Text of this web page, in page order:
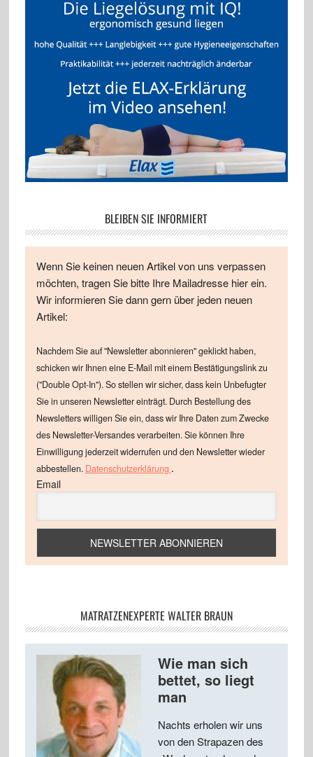
BLEIBEN SIE INFORMIERT
Wenn Sie keinen neuen Artikel von uns verpassen
möchten, tragen Sie bitte Ihre Mailadresse hier ein.
Wir informieren Sie dann gern über jeden neuen
Artikel:
Nachdem Sie auf "Newsletter abonnieren" geklickt haben,
schicken wir Ihnen eine E-Mail mit einem Bestätigungslink zu
("Double Opt-In"). So stellen wir sicher, dass kein Unbefugter
Sie in unseren Newsletter einträgt. Durch Bestellung des
Newsletters willigen Sie ein, dass wir Ihre Daten zum Zwecke
des Newsletter-Versandes verarbeiten. Sie können Ihre
Einwilligung jederzeit widerrufen und den Newsletter wieder
abbestellen. Datenschutzerklärung .
Email
MATRATZENEXPERTE WALTER BRAUN
Wie man sich
bettet, so liegt
man
Nachts erholen wir uns
von den Strapazen des